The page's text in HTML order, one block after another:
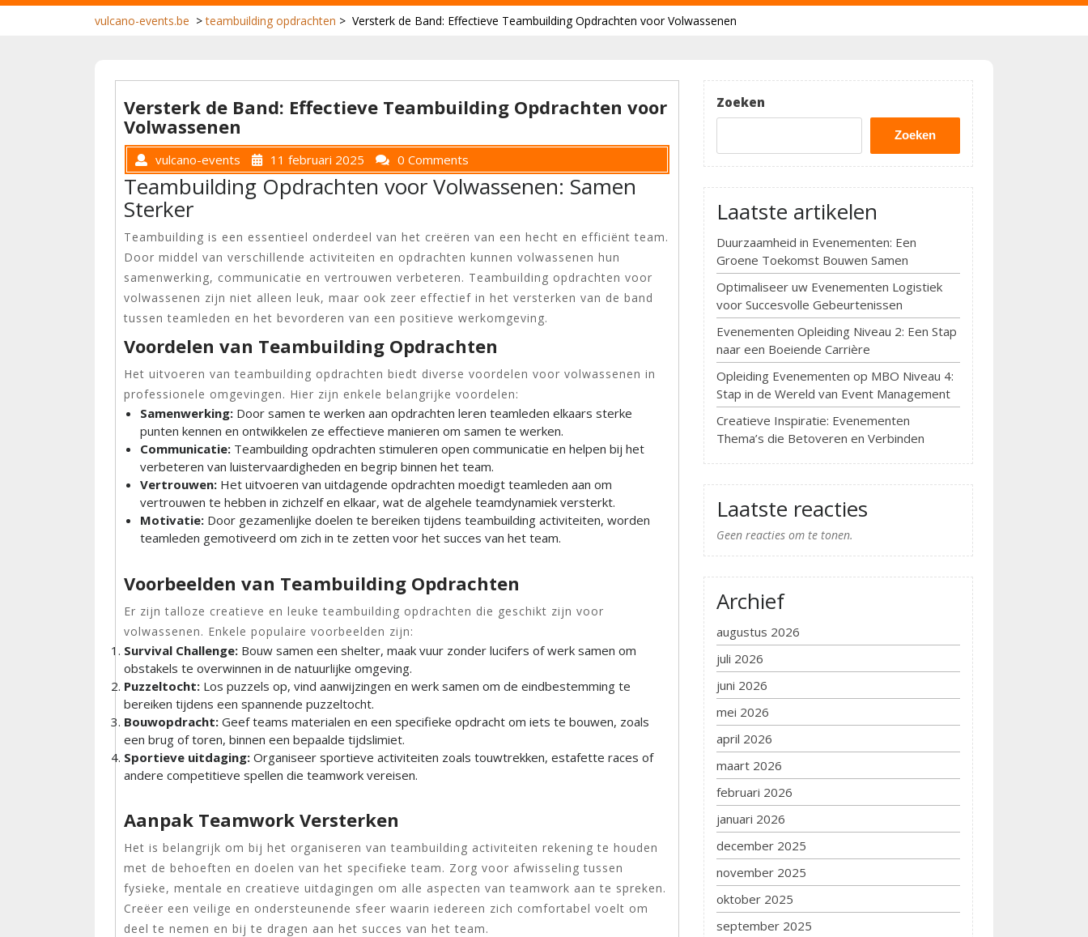
vulcano-events.be >teambuilding opdrachten > Versterk de Band: Effectieve Teambuilding Opdrachten voor Volwassenen
Versterk de Band: Effectieve Teambuilding Opdrachten voor
Volwassenen
vulcano-events 11 februari 2025 0 Comments
Teambuilding Opdrachten voor Volwassenen: Samen
Sterker
Teambuilding is een essentieel onderdeel van het creëren van een hecht en efficiënt team.
Door middel van verschillende activiteiten en opdrachten kunnen volwassenen hun
samenwerking, communicatie en vertrouwen verbeteren. Teambuilding opdrachten voor
volwassenen zijn niet alleen leuk, maar ook zeer effectief in het versterken van de band
tussen teamleden en het bevorderen van een positieve werkomgeving.
Voordelen van Teambuilding Opdrachten
Het uitvoeren van teambuilding opdrachten biedt diverse voordelen voor volwassenen in
professionele omgevingen. Hier zijn enkele belangrijke voordelen:
Samenwerking: Door samen te werken aan opdrachten leren teamleden elkaars sterke
punten kennen en ontwikkelen ze effectieve manieren om samen te werken.
Communicatie: Teambuilding opdrachten stimuleren open communicatie en helpen bij het
verbeteren van luistervaardigheden en begrip binnen het team.
Vertrouwen: Het uitvoeren van uitdagende opdrachten moedigt teamleden aan om
vertrouwen te hebben in zichzelf en elkaar, wat de algehele teamdynamiek versterkt.
Motivatie: Door gezamenlijke doelen te bereiken tijdens teambuilding activiteiten, worden
teamleden gemotiveerd om zich in te zetten voor het succes van het team.
Voorbeelden van Teambuilding Opdrachten
Er zijn talloze creatieve en leuke teambuilding opdrachten die geschikt zijn voor
volwassenen. Enkele populaire voorbeelden zijn:
Survival Challenge: Bouw samen een shelter, maak vuur zonder lucifers of werk samen om
obstakels te overwinnen in de natuurlijke omgeving.
Puzzeltocht: Los puzzels op, vind aanwijzingen en werk samen om de eindbestemming te
bereiken tijdens een spannende puzzeltocht.
Bouwopdracht: Geef teams materialen en een specifieke opdracht om iets te bouwen, zoals
een brug of toren, binnen een bepaalde tijdslimiet.
Sportieve uitdaging: Organiseer sportieve activiteiten zoals touwtrekken, estafette races of
andere competitieve spellen die teamwork vereisen.
Aanpak Teamwork Versterken
Het is belangrijk om bij het organiseren van teambuilding activiteiten rekening te houden
met de behoeften en doelen van het specifieke team. Zorg voor afwisseling tussen
fysieke, mentale en creatieve uitdagingen om alle aspecten van teamwork aan te spreken.
Creëer een veilige en ondersteunende sfeer waarin iedereen zich comfortabel voelt om
deel te nemen en bij te dragen aan het succes van het team.
Zoeken
Zoeken
Laatste artikelen
Duurzaamheid in Evenementen: Een
Groene Toekomst Bouwen Samen
Optimaliseer uw Evenementen Logistiek
voor Succesvolle Gebeurtenissen
Evenementen Opleiding Niveau 2: Een Stap
naar een Boeiende Carrière
Opleiding Evenementen op MBO Niveau 4:
Stap in de Wereld van Event Management
Creatieve Inspiratie: Evenementen
Thema’s die Betoveren en Verbinden
Laatste reacties
Geen reacties om te tonen.
Archief
augustus 2026
juli 2026
juni 2026
mei 2026
april 2026
maart 2026
februari 2026
januari 2026
december 2025
november 2025
oktober 2025
september 2025